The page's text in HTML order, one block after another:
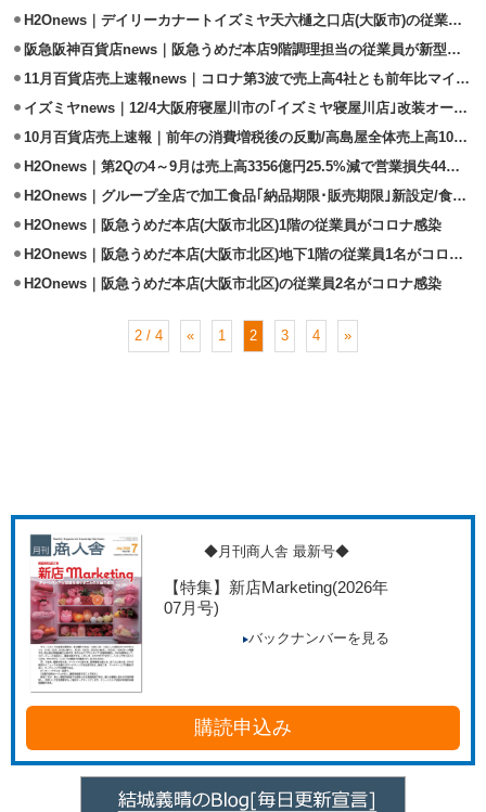
H2Onews｜デイリーカナートイズミヤ天六樋之口店(大阪市)の従業員が感染
阪急阪神百貨店news｜阪急うめだ本店9階調理担当の従業員が新型コロナ感染
11月百貨店売上速報news｜コロナ第3波で売上高4社とも前年比マイナス
イズミヤnews｜12/4大阪府寝屋川市の｢イズミヤ寝屋川店｣改装オープン
10月百貨店売上速報｜前年の消費増税後の反動/高島屋全体売上高102.7％
H2Onews｜第2Qの4～9月は売上高3356億円25.5%減で営業損失44億円
H2Onews｜グループ全店で加工食品｢納品期限･販売期限｣新設定/食品ロス削減
H2Onews｜阪急うめだ本店(大阪市北区)1階の従業員がコロナ感染
H2Onews｜阪急うめだ本店(大阪市北区)地下1階の従業員1名がコロナ感染
H2Onews｜阪急うめだ本店(大阪市北区)の従業員2名がコロナ感染
2 / 4 « 1 2 3 4 »
◆月刊商人舎 最新号◆
【特集】新店Marketing(2026年
07月号)
バックナンバーを見る
購読申込み